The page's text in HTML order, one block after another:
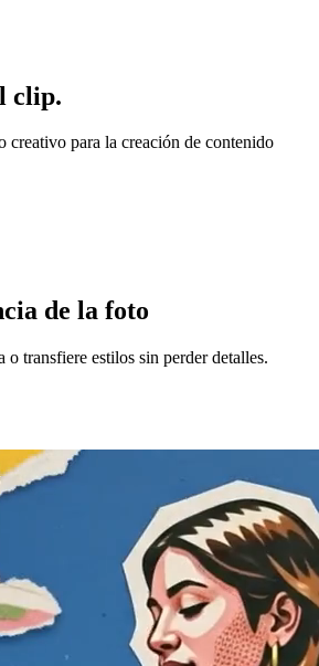
clip.
creativo para la creación de contenido
de la foto
transfiere estilos sin perder detalles.